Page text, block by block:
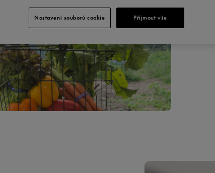
Nastavení souborů cookie Přijmout vše